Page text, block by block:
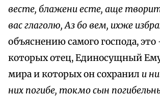
весте, блажени есте, аще
вас глаголю, Аз бо вем, ихже
объяснению самого господа, это
которых отец, Единосущный
мира и которых он сохранил и
них погибе, токмо сын